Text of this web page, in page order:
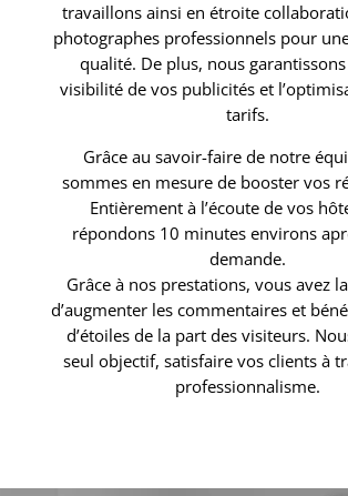
travaillons ainsi en étroite
photographes professionnels pour
qualité. De plus, nous
visibilité de vos publicités et
tarifs.
Grâce au savoir-faire de notre
sommes en mesure de booster vos
Entièrement à l’écoute de vos
répondons 10 minutes environs
demande.
Grâce à nos prestations, vous avez
d’augmenter les commentaires et
d’étoiles de la part des visiteurs.
seul objectif, satisfaire vos clients à
professionnalisme.